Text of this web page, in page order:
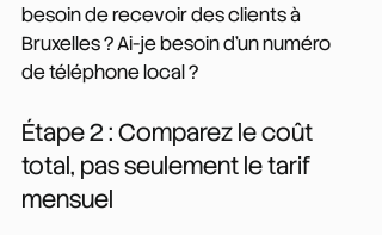
besoin de recevoir des clients à
Bruxelles ? Ai-je besoin d'un numéro
de téléphone local ?
Étape 2 : Comparez le coût
total, pas seulement le tarif
mensuel